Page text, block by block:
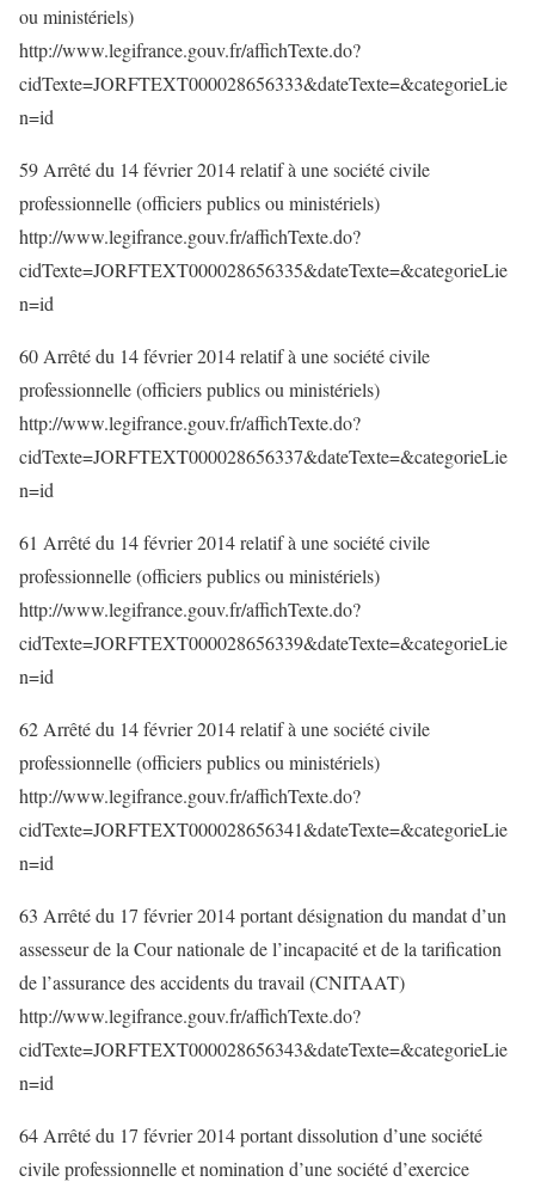
ou ministériels)
http://www.legifrance.gouv.fr/affichTexte.do?
cidTexte=JORFTEXT000028656333&dateTexte=&categorieLie
n=id
59 Arrêté du 14 février 2014 relatif à une société civile
professionnelle (officiers publics ou ministériels)
http://www.legifrance.gouv.fr/affichTexte.do?
cidTexte=JORFTEXT000028656335&dateTexte=&categorieLie
n=id
60 Arrêté du 14 février 2014 relatif à une société civile
professionnelle (officiers publics ou ministériels)
http://www.legifrance.gouv.fr/affichTexte.do?
cidTexte=JORFTEXT000028656337&dateTexte=&categorieLie
n=id
61 Arrêté du 14 février 2014 relatif à une société civile
professionnelle (officiers publics ou ministériels)
http://www.legifrance.gouv.fr/affichTexte.do?
cidTexte=JORFTEXT000028656339&dateTexte=&categorieLie
n=id
62 Arrêté du 14 février 2014 relatif à une société civile
professionnelle (officiers publics ou ministériels)
http://www.legifrance.gouv.fr/affichTexte.do?
cidTexte=JORFTEXT000028656341&dateTexte=&categorieLie
n=id
63 Arrêté du 17 février 2014 portant désignation du mandat d’un
assesseur de la Cour nationale de l’incapacité et de la tarification
de l’assurance des accidents du travail (CNITAAT)
http://www.legifrance.gouv.fr/affichTexte.do?
cidTexte=JORFTEXT000028656343&dateTexte=&categorieLie
n=id
64 Arrêté du 17 février 2014 portant dissolution d’une société
civile professionnelle et nomination d’une société d’exercice